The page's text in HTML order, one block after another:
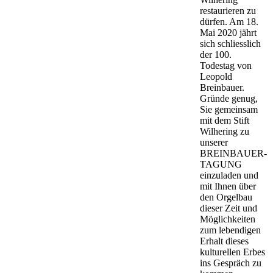
restaurieren zu
dürfen. Am 18.
Mai 2020 jährt
sich schliesslich
der 100.
Todestag von
Leopold
Breinbauer.
Gründe genug,
Sie gemeinsam
mit dem Stift
Wilhering zu
unserer
BREINBAUER-
TAGUNG
einzuladen und
mit Ihnen über
den Orgelbau
dieser Zeit und
Möglichkeiten
zum lebendigen
Erhalt dieses
kulturellen Erbes
ins Gespräch zu